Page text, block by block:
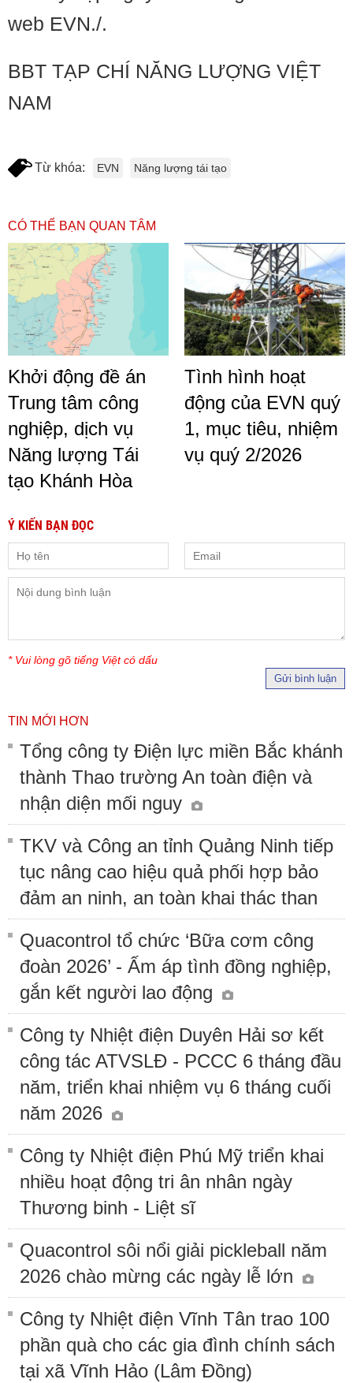
web EVN./.
BBT TẠP CHÍ NĂNG LƯỢNG VIỆT
NAM
Từ khóa: EVN Năng lượng tái tạo
CÓ THỂ BẠN QUAN TÂM
Khởi động đề án
Trung tâm công
nghiệp, dịch vụ
Năng lượng Tái
tạo Khánh Hòa
Tình hình hoạt
động của EVN quý
1, mục tiêu, nhiệm
vụ quý 2/2026
Ý KIẾN BẠN ĐỌC
* Vui lòng gõ tiếng Việt có dấu
Gửi bình luận
TIN MỚI HƠN
Tổng công ty Điện lực miền Bắc khánh
thành Thao trường An toàn điện và
nhận diện mối nguy
TKV và Công an tỉnh Quảng Ninh tiếp
tục nâng cao hiệu quả phối hợp bảo
đảm an ninh, an toàn khai thác than
Quacontrol tổ chức ‘Bữa cơm công
đoàn 2026’ - Ấm áp tình đồng nghiệp,
gắn kết người lao động
Công ty Nhiệt điện Duyên Hải sơ kết
công tác ATVSLĐ - PCCC 6 tháng đầu
năm, triển khai nhiệm vụ 6 tháng cuối
năm 2026
Công ty Nhiệt điện Phú Mỹ triển khai
nhiều hoạt động tri ân nhân ngày
Thương binh - Liệt sĩ
Quacontrol sôi nổi giải pickleball năm
2026 chào mừng các ngày lễ lớn
Công ty Nhiệt điện Vĩnh Tân trao 100
phần quà cho các gia đình chính sách
tại xã Vĩnh Hảo (Lâm Đồng)